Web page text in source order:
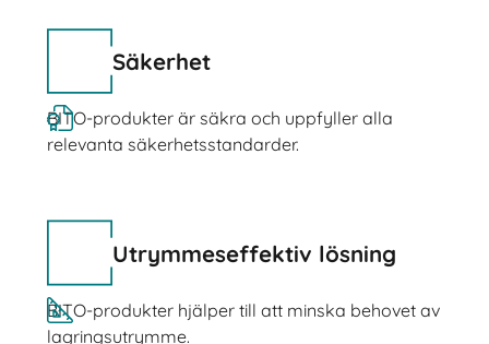
Säkerhet
BITO-produkter är säkra och uppfyller alla
relevanta säkerhetsstandarder.
Utrymmeseffektiv lösning
BITO-produkter hjälper till att minska behovet av
lagringsutrymme.